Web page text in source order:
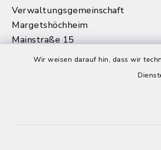
Wir weisen darauf hin, dass wir
Verwaltungsgemeinschaft
Margetshöchheim
Mainstraße 15
97276 Margetshöchheim